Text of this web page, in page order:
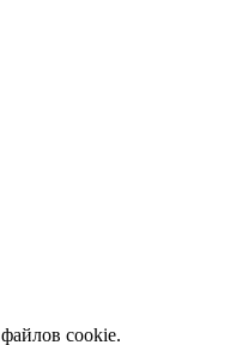
cookie.